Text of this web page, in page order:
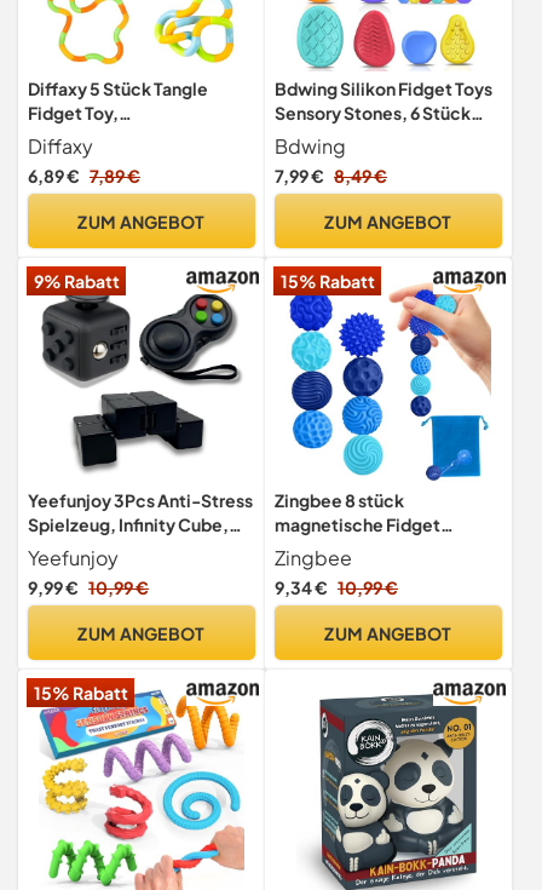
Diffaxy 5 Stück Tangle
Fidget Toy,
Zappelspielzeug gegen
Angst, Tangle Fidget Toy
Abnehmbares Spleißen für
Stressabbau-Silent-
Diffaxy
6,89 € 7,89 €
ZUM ANGEBOT
Bdwing Silikon Fidget Toys
Sensory Stones, 6 Stück
Sensorik Spielzeug Anti
Stress Spielzeug, Worry
Stone Stressabbau Reliever
Erwachsene, ADHS &
Bdwing
7,99 € 8,49 €
ZUM ANGEBOT
9% Rabatt
Yeefunjoy 3Pcs Anti-Stress
Spielzeug, Infinity Cube,
Fidget Pad Controller
Yeefunjoy
9,99 € 10,99 €
ZUM ANGEBOT
15% Rabatt
Zingbee 8 stück
magnetische Fidget
Toys,Silikon Magnetkugeln
Anti-Stress
Zingbee
9,34 € 10,99 €
ZUM ANGEBOT
15% Rabatt